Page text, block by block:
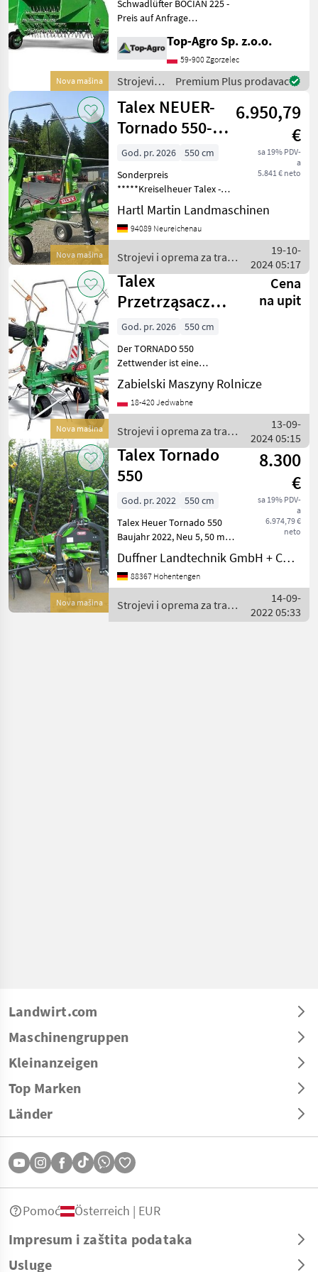
IZABERITE
KATEGORIJU
Talex
Pöttinger
Krone
Claas
Kuhn
Fella
Prikaži
sve
(36)
MARKETPLACE
Marketplace
Ponude
trgovaca
Nova mašina
Schwadlüfter BOCIAN 225 -
Preis auf Anfrage
Z503 Arbeitsbreite: 2, 25 m
Kraftbedarf (Ps): 60
Zapfwellendrehzahl
(U/min): 540 Masse:
Top-Agro Sp. z.o.o.
59-900 Zgorzelec
Strojevi i
oprema
za travu i
baliranje /
Talex
Premium Plus prodavac
Nova mašina
Talex NEUER-
Tornado 550-
Kreiselheuer-
Sonderpreis
6.950,79
€
sa 19% PDV-
a
5.841 € neto
God. pr. 2026
550 cm
Sonderpreis
*****Kreiselheuer Talex -
Tornado- 550-************
Kreiselheuer 5, 5 Meter-
hydraulisch klappbar-
Anbau an Dreipunkt- 4 Kreis
Hartl Martin Landmaschinen
94089 Neureichenau
Strojevi i oprema za travu
i baliranje / Talex
19-10-
2024 05:17
Nova mašina
Talex
Przetrząsacz
TORNADO 550 /
TORNADO 550
Heuwende
Cena
na upit
God. pr. 2026
550 cm
Der TORNADO 550
Zettwender ist eine
Maschine mit vier Rotoren,
die für ein effizientes
Zettwenden von Stroh und
den Trocknungsprozess der
Ma
Zabielski Maszyny Rolnicze
18-420 Jedwabne
Strojevi i oprema za travu
i baliranje / Talex
13-09-
2024 05:15
Nova mašina
Talex Tornado
550
8.300
€
sa 19% PDV-
a
6.974,79 €
neto
God. pr. 2022
550 cm
Talex Heuer Tornado 550
Baujahr 2022, Neu 5, 50 m
Arbeitsbreite hydraulisch
klappbar 4 Kreisel mit je 6
Armen Gewicht: ca. 850 kg
oprema za tr
Duffner Landtechnik GmbH + Co KG
88367 Hohentengen
Strojevi i oprema za travu
i baliranje / Talex
14-09-
2022 05:33
Landwirt.com
Maschinengruppen
Kleinanzeigen
Top Marken
Länder
Impresum i zaštita podataka
Usluge
Pomoć Österreich | EUR